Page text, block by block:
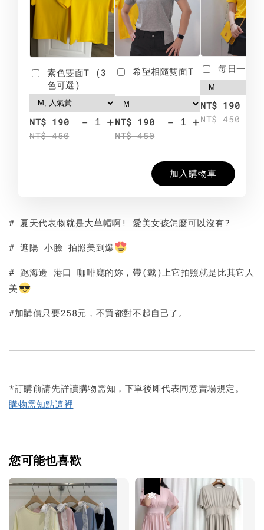
素色雙面T (3
色可選)
NT$ 190
NT$ 450
- +
希望相隨雙面T
NT$ 190
NT$ 450
- +
每日一笑
NT$ 190
NT$ 450
加入購物車
# 夏天代表物就是大草帽啊! 愛美女孩怎麼可以沒有?
# 遮陽 小臉 拍照美到爆
# 跑海邊 港口 咖啡廳的妳，帶(戴)上它拍照就是比其它人
美
#加購價只要258元，不買都對不起自己了。
*訂購前請先詳讀購物需知，下單後即代表同意賣場規定。
購物需知點這裡
您可能也喜歡